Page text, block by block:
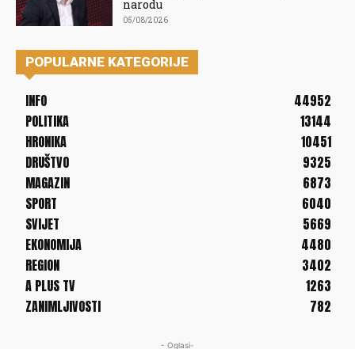
narodu
05/08/2026
POPULARNE KATEGORIJE
INFO
44952
POLITIKA
13144
HRONIKA
10451
DRUŠTVO
9325
MAGAZIN
6873
SPORT
6040
SVIJET
5669
EKONOMIJA
4480
REGION
3402
A PLUS TV
1263
ZANIMLJIVOSTI
782
- Oglasi-